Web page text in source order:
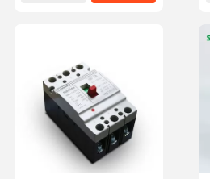
سوئیچ مقره DC
دارنده فیوز DC